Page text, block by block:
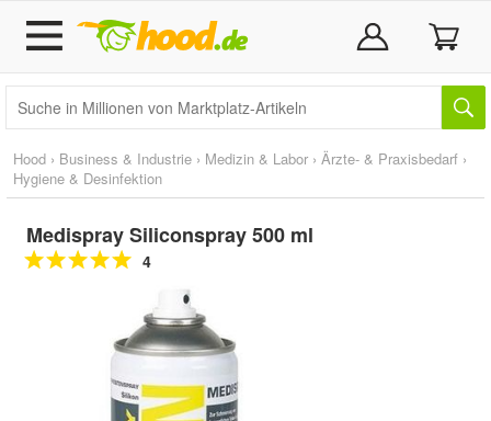
Hood › Business & Industrie › Medizin & Labor › Ärzte- & Praxisbedarf ›
Hygiene & Desinfektion
Medispray Siliconspray 500 ml
4